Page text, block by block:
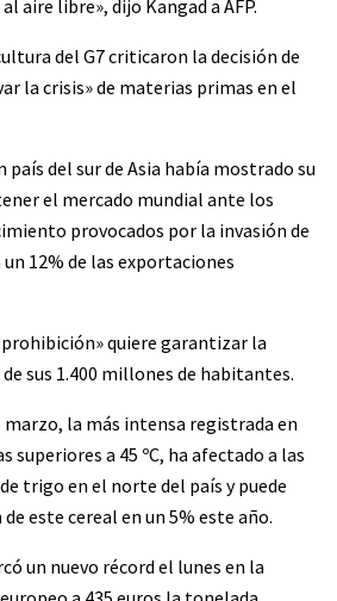
aire libre», dijo Kangad a AFP.
del G7 criticaron la decisión de
la crisis» de materias primas en el
país del sur de Asia había mostrado su
el mercado mundial ante los
provocados por la invasión de
12% de las exportaciones
quiere garantizar la
sus 1.400 millones de habitantes.
marzo, la más intensa registrada en
superiores a 45 ºC, ha afectado a las
trigo en el norte del país y puede
este cereal en un 5% este año.
un nuevo récord el lunes en la